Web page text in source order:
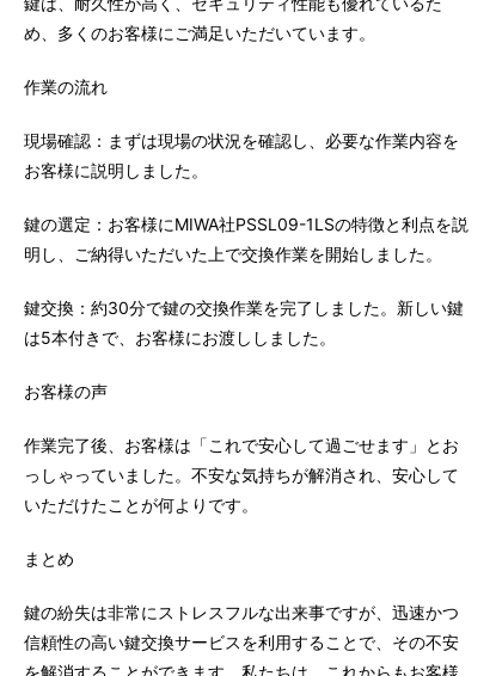
め、多くのお客様にご満足いただいています。
作業の流れ
現場確認：まずは現場の状況を確認し、必要な作業内容を
お客様に説明しました。
鍵の選定：お客様にMIWA社PSSL09-1LSの特徴と利点を説
明し、ご納得いただいた上で交換作業を開始しました。
鍵交換：約30分で鍵の交換作業を完了しました。新しい鍵
は5本付きで、お客様にお渡ししました。
お客様の声
作業完了後、お客様は「これで安心して過ごせます」とお
っしゃっていました。不安な気持ちが解消され、安心して
いただけたことが何よりです。
まとめ
鍵の紛失は非常にストレスフルな出来事ですが、迅速かつ
信頼性の高い鍵交換サービスを利用することで、その不安
を解消することができます。私たちは、これからもお客様